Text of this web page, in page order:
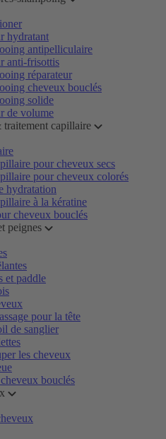
hydratant
antipelliculaire
anti-frisottis
réparateur
cheveux bouclés
solide
de volume
capillaire
pour cheveux secs
pour cheveux colorés
hydratation
à la kératine
cheveux bouclés
peignes
et paddle
pour la tête
de sanglier
les cheveux
bouclés